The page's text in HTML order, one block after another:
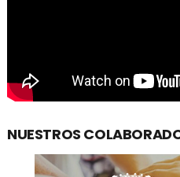
NUESTROS